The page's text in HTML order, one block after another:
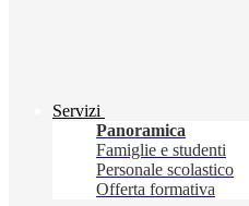
Servizi
Panoramica
Famiglie e studenti
Personale scolastico
Offerta formativa